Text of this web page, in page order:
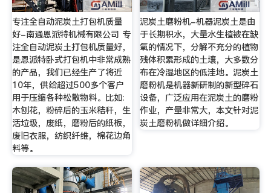
专注全自动泥炭土打包机质量
好-南通恩派特机械有限公司 专
注全自动泥炭土打包机质量好，
是恩派特卧式打包机中非常成熟
的产品，我们已经生产了将近
10年，供给超过500多个客户
用于压缩各种松散物料。比如:
木刨花，粉碎后的玉米秸秆，生
活垃圾，废纸，磨粉后的纸板，
废旧衣服，纺织纤维，棉花边角
料等。
泥炭土磨粉机-机器泥炭土是由
于长期积水，大量水生植被在缺
氧的情况下，分解不充分的植物
残体积累形成的土壤，大多数分
布在冷湿地区的低洼地。泥炭土
磨粉机是机器新研制的新型碎石
设备，广泛应用在泥炭土的磨粉
作业，产量非常大，本文针对泥
炭土磨粉机做详细介绍。